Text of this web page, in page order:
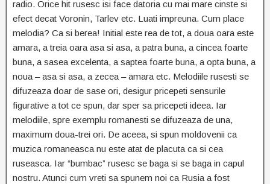
radio. Orice hit rusesc isi face datoria cu mai mare cinste si
efect decat Voronin, Tarlev etc. Luati impreuna. Cum place
melodia? Ca si berea! Initial este rea de tot, a doua oara este
amara, a treia oara asa si asa, a patra buna, a cincea foarte
buna, a sasea excelenta, a saptea foarte buna, a opta buna, a
noua – asa si asa, a zecea – amara etc. Melodiile rusesti se
difuzeaza doar de sase ori, desigur pricepeti sensurile
figurative a tot ce spun, dar sper sa pricepeti ideea. Iar
melodiile, spre exemplu romanesti se difuzeaza de una,
maximum doua-trei ori. De aceea, si spun moldovenii ca
muzica romaneasca nu este atat de placuta ca si cea
ruseasca. Iar “bumbac” rusesc se baga si se baga in capul
nostru. Atunci cum vreti sa spunem noi ca Rusia a fost